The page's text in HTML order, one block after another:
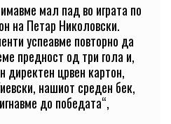
мал пад во играта по
на Петар Николовски.
успеавме повторно да
предност од три гола и,
директен црвен картон,
нашиот среден бек,
до победата“,